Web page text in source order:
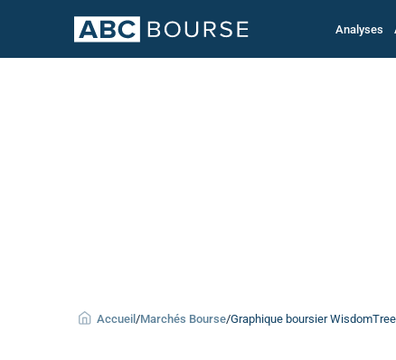
Analyses
Accueil /Marchés Bourse/Graphique boursier